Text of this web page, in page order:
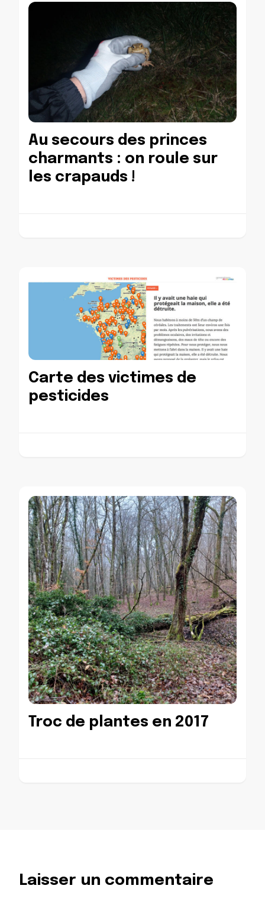
Au secours des princes
charmants : on roule sur
les crapauds !
Carte des victimes de
pesticides
Troc de plantes en 2017
Laisser un commentaire